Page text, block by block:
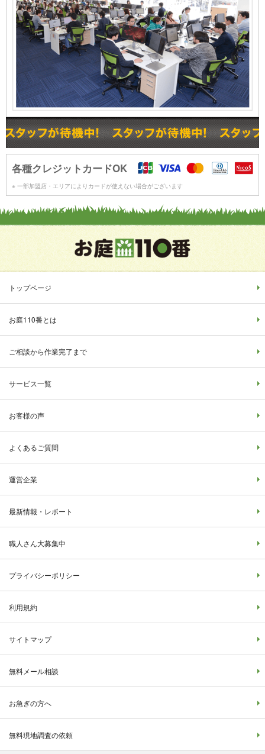
各種クレジットカードOK
※ 一部加盟店・エリアによりカードが使えない場合がございます
トップページ
お庭110番とは
ご相談から作業完了まで
サービス一覧
お客様の声
よくあるご質問
運営企業
最新情報・レポート
職人さん大募集中
プライバシーポリシー
利用規約
サイトマップ
無料メール相談
お急ぎの方へ
無料現地調査の依頼